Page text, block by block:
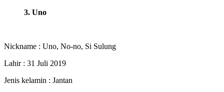
3. Uno
Nickname : Uno, No-no, Si Sulung
Lahir : 31 Juli 2019
Jenis kelamin : Jantan